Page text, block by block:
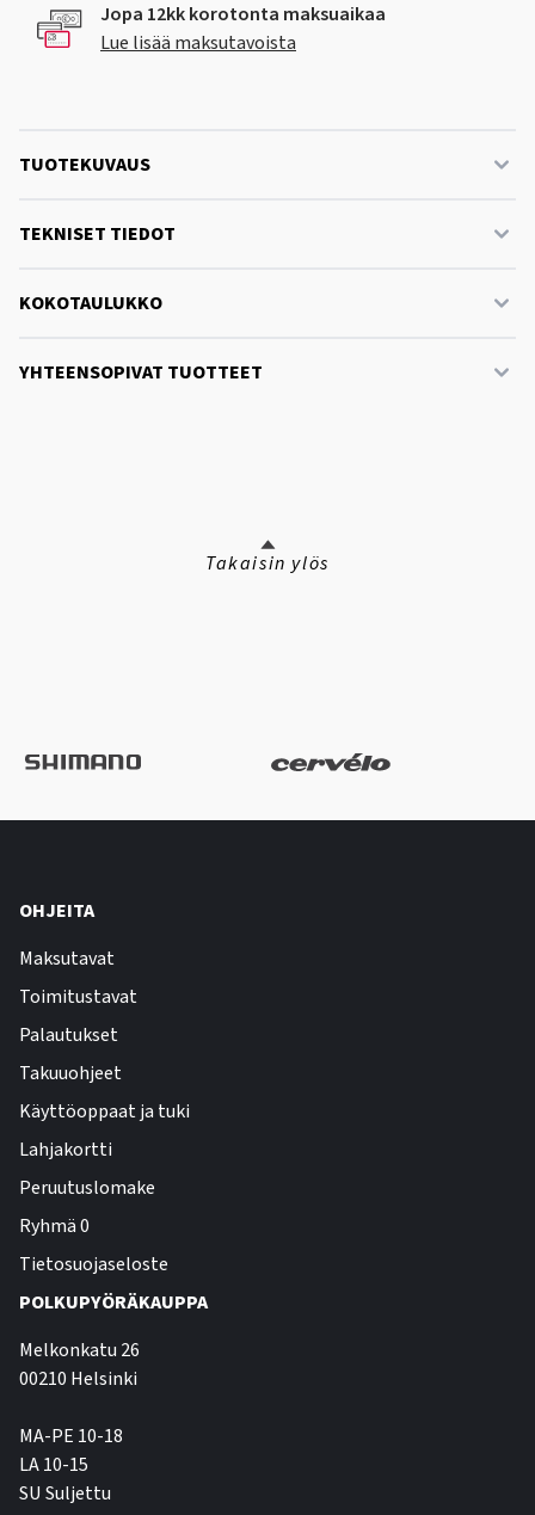
Jopa 12kk korotonta maksuaikaa
Lue lisää maksutavoista
TUOTEKUVAUS
TEKNISET TIEDOT
KOKOTAULUKKO
YHTEENSOPIVAT TUOTTEET
Takaisin ylös
OHJEITA
Maksutavat
Toimitustavat
Palautukset
Takuuohjeet
Käyttöoppaat ja tuki
Lahjakortti
Peruutuslomake
Ryhmä 0
Tietosuojaseloste
POLKUPYÖRÄKAUPPA
Melkonkatu 26
00210 Helsinki
MA-PE 10-18
LA 10-15
SU Suljettu